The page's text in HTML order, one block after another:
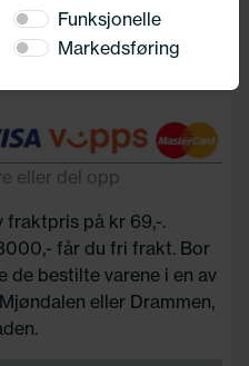
i handlekurv
eller del opp
fraktpris på kr 69,-.
får du fri frakt. Bor
de bestilte varene i en av
eller Drammen,
Funksjonelle
Markedsføring